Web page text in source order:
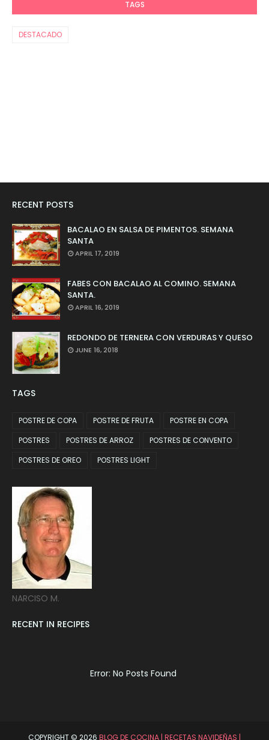
TAGS
DESTACADO
RECENT POSTS
BACALAO EN SALSA DE PIMENTOS. SEMANA
SANTA
APRIL 17, 2019
FABES CON BACALAO AL COMINO. SEMANA
SANTA.
APRIL 16, 2019
REDONDO DE TERNERA CON VERDURAS Y QUESO
JUNE 16, 2018
TAGS
POSTRE DE COPA POSTRE DE FRUTA
POSTRE EN COPA
POSTRES
POSTRES DE ARROZ
POSTRES DE CONVENTO
POSTRES DE OREO
POSTRES LIGHT
NARCISO M.
RECENT IN RECIPES
Error: No Posts Found
COPYRIGHT © 2026 BLOG DE COCINA | RECETAS NAVIDEÑAS |